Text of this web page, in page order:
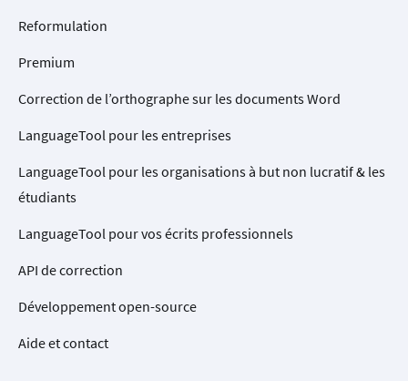
Reformulation
Premium
Correction de l’orthographe sur les documents Word
LanguageTool pour les entreprises
LanguageTool pour les organisations à but non lucratif & les
étudiants
LanguageTool pour vos écrits professionnels
API de correction
Développement open-source
Aide et contact